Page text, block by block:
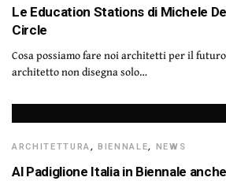
Le Education Stations di Michele
Circle
Cosa possiamo fare noi architetti per il
architetto non disegna solo…
ARCHITETTURA, BIENNALE, NEWS
Al Padiglione Italia in Biennale